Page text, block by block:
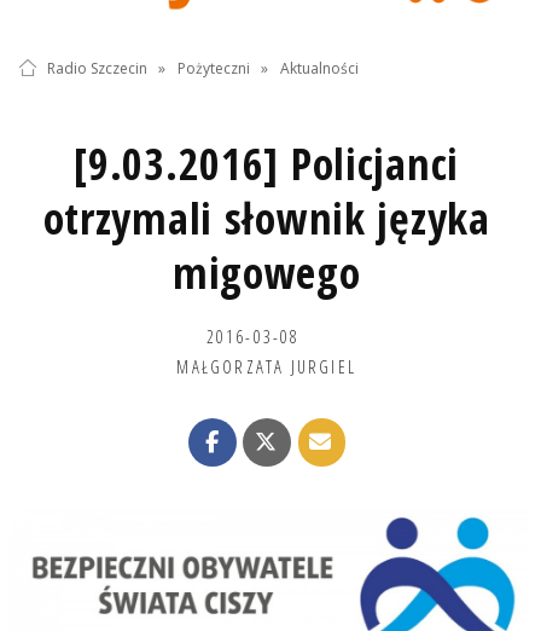
Radio Szczecin » Pożyteczni » Aktualności
[9.03.2016] Policjanci
otrzymali słownik języka
migowego
2016-03-08
MAŁGORZATA JURGIEL